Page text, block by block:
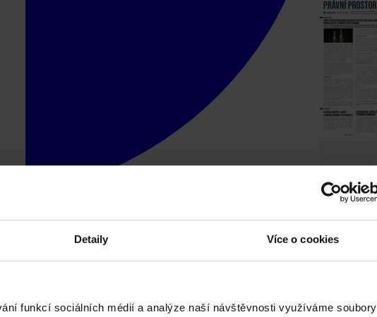
Detaily Více o cookies
funkcí sociálních médií a analýze naší návštěvnosti využíváme soubory